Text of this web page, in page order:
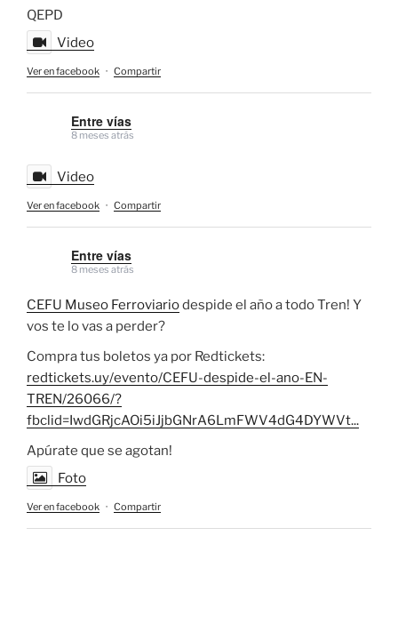
QEPD
Video
Ver en facebook · Compartir
Entre vías
8 meses atrás
Video
Ver en facebook · Compartir
Entre vías
8 meses atrás
CEFU Museo Ferroviariodespide el año a todo Tren! Y
vos te lo vas a perder?
Compra tus boletos ya por Redtickets:
redtickets.uy/evento/CEFU-despide-el-ano-EN-
TREN/26066/?
fbclid=IwdGRjcAOi5iJjbGNrA6LmFWV4dG4DYWVt...
Apúrate que se agotan!
Foto
Ver en facebook · Compartir